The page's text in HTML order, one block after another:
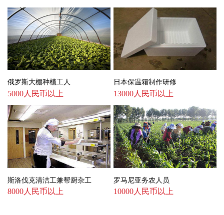
俄罗斯大棚种植工人
5000人民币以上
日本保温箱制作研修
13000人民币以上
斯洛伐克清洁工兼帮厨杂工
8000人民币以上
罗马尼亚务农人员
10000人民币以上